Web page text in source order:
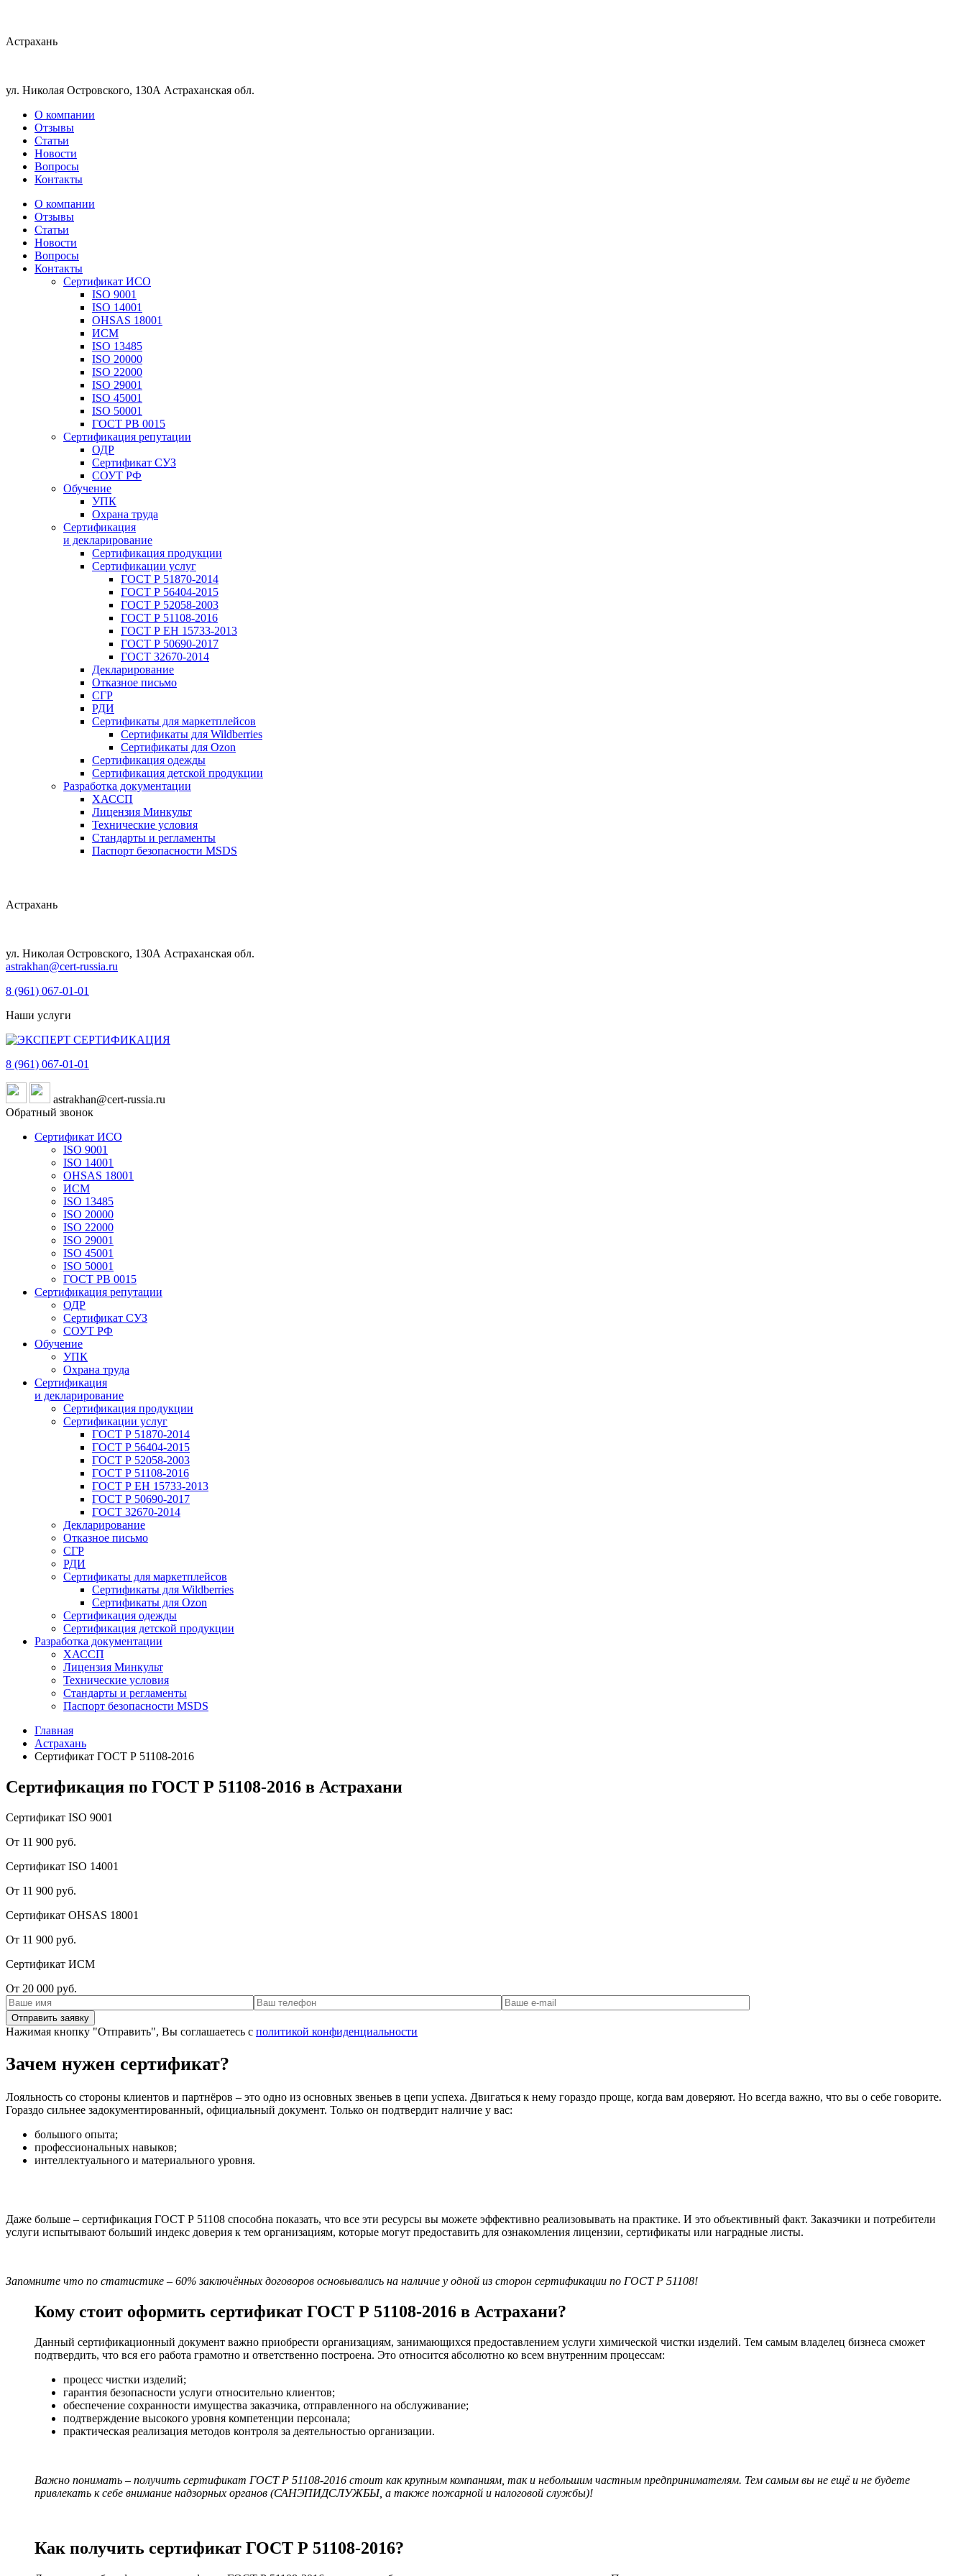
Астрахань
ул. Николая Островского, 130А Астраханская обл.
О компании
Отзывы
Статьи
Новости
Вопросы
Контакты
О компании
Отзывы
Статьи
Новости
Вопросы
Контакты
Сертификат ИСО
ISO 9001
ISO 14001
OHSAS 18001
ИСМ
ISO 13485
ISO 20000
ISO 22000
ISO 29001
ISO 45001
ISO 50001
ГОСТ РВ 0015
Сертификация репутации
ОДР
Сертификат СУЗ
СОУТ РФ
Обучение
УПК
Охрана труда
Сертификация
и декларирование
Сертификация продукции
Сертификации услуг
ГОСТ Р 51870-2014
ГОСТ Р 56404-2015
ГОСТ Р 52058-2003
ГОСТ Р 51108-2016
ГОСТ Р ЕН 15733-2013
ГОСТ Р 50690-2017
ГОСТ 32670-2014
Декларирование
Отказное письмо
СГР
РДИ
Сертификаты для маркетплейсов
Сертификаты для Wildberries
Сертификаты для Ozon
Сертификация одежды
Сертификация детской продукции
Разработка документации
ХАССП
Лицензия Минкульт
Технические условия
Стандарты и регламенты
Паспорт безопасности MSDS
Астрахань
ул. Николая Островского, 130А Астраханская обл.
astrakhan@cert-russia.ru
8 (961) 067-01-01
Наши услуги
8 (961) 067-01-01
astrakhan@cert-russia.ru
Обратный звонок
Сертификат ИСО
ISO 9001
ISO 14001
OHSAS 18001
ИСМ
ISO 13485
ISO 20000
ISO 22000
ISO 29001
ISO 45001
ISO 50001
ГОСТ РВ 0015
Сертификация репутации
ОДР
Сертификат СУЗ
СОУТ РФ
Обучение
УПК
Охрана труда
Сертификация
и декларирование
Сертификация продукции
Сертификации услуг
ГОСТ Р 51870-2014
ГОСТ Р 56404-2015
ГОСТ Р 52058-2003
ГОСТ Р 51108-2016
ГОСТ Р ЕН 15733-2013
ГОСТ Р 50690-2017
ГОСТ 32670-2014
Декларирование
Отказное письмо
СГР
РДИ
Сертификаты для маркетплейсов
Сертификаты для Wildberries
Сертификаты для Ozon
Сертификация одежды
Сертификация детской продукции
Разработка документации
ХАССП
Лицензия Минкульт
Технические условия
Стандарты и регламенты
Паспорт безопасности MSDS
Главная
Астрахань
Сертификат ГОСТ Р 51108-2016
Сертификация по ГОСТ Р 51108-2016 в Астрахани
Сертификат ISO 9001
От 11 900 руб.
Сертификат ISO 14001
От 11 900 руб.
Сертификат OHSAS 18001
От 11 900 руб.
Сертификат ИСМ
От 20 000 руб.
Нажимая кнопку "Отправить", Вы соглашаетесь с политикой конфиденциальности
Зачем нужен сертификат?
Лояльность со стороны клиентов и партнёров – это одно из основных звеньев в цепи успеха. Двигаться к нему гораздо проще, когда вам доверяют. Но всегда важно, что вы о себе говорите.
Гораздо сильнее задокументированный, официальный документ. Только он подтвердит наличие у вас:
большого опыта;
профессиональных навыков;
интеллектуального и материального уровня.
Даже больше – сертификация ГОСТ Р 51108 способна показать, что все эти ресурсы вы можете эффективно реализовывать на практике. И это объективный факт. Заказчики и потребители
услуги испытывают больший индекс доверия к тем организациям, которые могут предоставить для ознакомления лицензии, сертификаты или наградные листы.
Запомните что по статистике – 60% заключённых договоров основывались на наличие у одной из сторон сертификации по ГОСТ Р 51108!
Кому стоит оформить сертификат ГОСТ Р 51108-2016 в Астрахани?
Данный сертификационный документ важно приобрести организациям, занимающихся предоставлением услуги химической чистки изделий. Тем самым владелец бизнеса сможет
подтвердить, что вся его работа грамотно и ответственно построена. Это относится абсолютно ко всем внутренним процессам:
процесс чистки изделий;
гарантия безопасности услуги относительно клиентов;
обеспечение сохранности имущества заказчика, отправленного на обслуживание;
подтверждение высокого уровня компетенции персонала;
практическая реализация методов контроля за деятельностью организации.
Важно понимать – получить сертификат ГОСТ Р 51108-2016 стоит как крупным компаниям, так и небольшим частным предпринимателям. Тем самым вы не ещё и не будете
привлекать к себе внимание надзорных органов (САНЭПИДСЛУЖБЫ, а также пожарной и налоговой службы)!
Как получить сертификат ГОСТ Р 51108-2016?